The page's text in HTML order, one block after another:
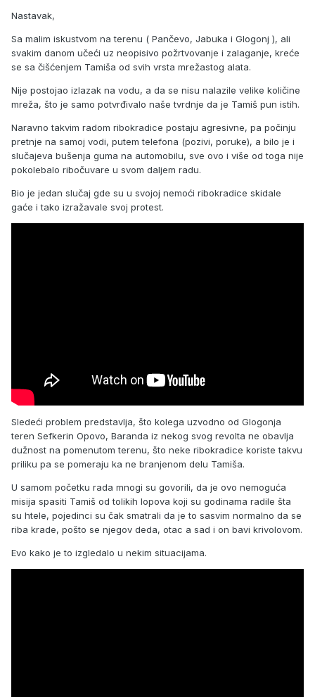
Nastavak,
Sa malim iskustvom na terenu ( Pančevo, Jabuka i Glogonj ), ali
svakim danom učeći uz neopisivo požrtvovanje i zalaganje, kreće
se sa čišćenjem Tamiša od svih vrsta mrežastog alata.
Nije postojao izlazak na vodu, a da se nisu nalazile velike količine
mreža, što je samo potvrđivalo naše tvrdnje da je Tamiš pun istih.
Naravno takvim radom ribokradice postaju agresivne, pa počinju
pretnje na samoj vodi, putem telefona (pozivi, poruke), a bilo je i
slučajeva bušenja guma na automobilu, sve ovo i više od toga nije
pokolebalo ribočuvare u svom daljem radu.
Bio je jedan slučaj gde su u svojoj nemoći ribokradice skidale
gaće i tako izražavale svoj protest.
Sledeći problem predstavlja, što kolega uzvodno od Glogonja
teren Sefkerin Opovo, Baranda iz nekog svog revolta ne obavlja
dužnost na pomenutom terenu, što neke ribokradice koriste takvu
priliku pa se pomeraju ka ne branjenom delu Tamiša.
U samom početku rada mnogi su govorili, da je ovo nemoguća
misija spasiti Tamiš od tolikih lopova koji su godinama radile šta
su htele, pojedinci su čak smatrali da je to sasvim normalno da se
riba krade, pošto se njegov deda, otac a sad i on bavi krivolovom.
Evo kako je to izgledalo u nekim situacijama.